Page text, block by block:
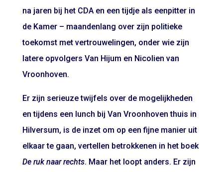
na jaren bij het CDA en een tijdje als eenpitter in
de Kamer – maandenlang over zijn politieke
toekomst met vertrouwelingen, onder wie zijn
latere opvolgers Van Hijum en Nicolien van
Vroonhoven.
Er zijn serieuze twijfels over de mogelijkheden
en tijdens een lunch bij Van Vroonhoven thuis in
Hilversum, is de inzet om op een fijne manier uit
elkaar te gaan, vertellen betrokkenen in het boek
De ruk naar rechts. Maar het loopt anders. Er zijn